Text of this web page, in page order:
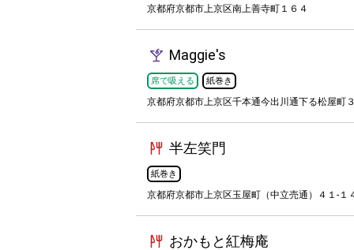
京都府京都市上京区南上善寺町１６４
Maggie's
席で吸える 紙巻き
京都府京都市上京区千本通今出川通下る松屋町
半左笑門
紙巻き
京都府京都市上京区玉屋町（中立売通）４１-１
おかもと紅梅庵